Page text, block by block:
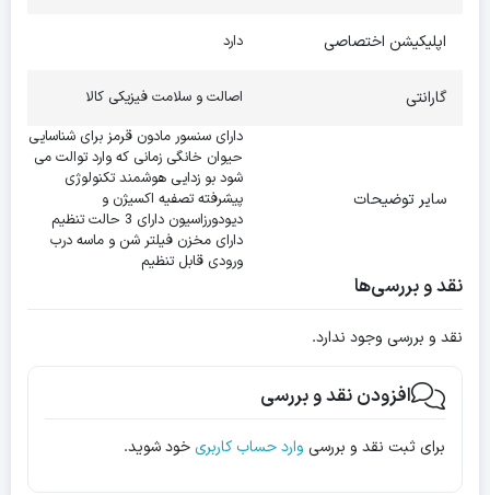
اپلیکیشن اختصاصی دارد
گارانتی اصالت و سلامت فیزیکی کالا
سایر توضیحات
دارای سنسور مادون قرمز برای شناسایی
حیوان خانگی زمانی که وارد توالت می
شود بو زدایی هوشمند تکنولوژی
پیشرفته تصفیه اکسیژن و
دیودورزاسیون دارای 3 حالت تنظیم
دارای مخزن فیلتر شن و ماسه درب
ورودی قابل تنظیم
نقد و بررسی‌ها
نقد و بررسی وجود ندارد.
افزودن نقد و بررسی
برای ثبت نقد و بررسی وارد حساب کاربریخود شوید.